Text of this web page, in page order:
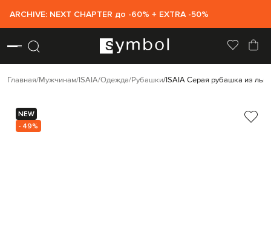
ARCHIVE: NEXT CHAPTER до -60% + EXTRA -50%
Главная Мужчинам ISAIA Одежда Рубашки ISAIA Серая рубашка из
NEW
- 49%